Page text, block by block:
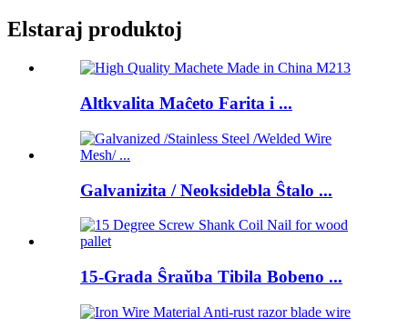
Elstaraj produktoj
Altkvalita Maĉeto Farita i ...
Galvanizita / Neoksidebla Ŝtalo ...
15-Grada Ŝraŭba Tibila Bobeno ...